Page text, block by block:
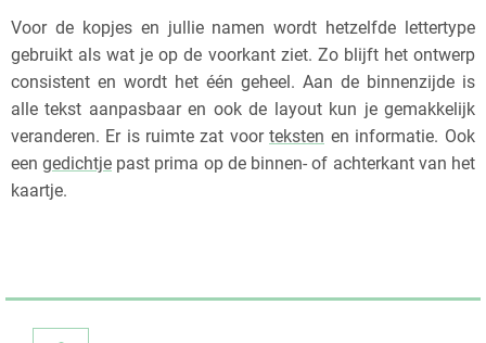
Voor de kopjes en jullie namen wordt hetzelfde lettertype
gebruikt als wat je op de voorkant ziet. Zo blijft het ontwerp
consistent en wordt het één geheel. Aan de binnenzijde is
alle tekst aanpasbaar en ook de layout kun je gemakkelijk
veranderen. Er is ruimte zat voor teksten en informatie. Ook
een gedichtje past prima op de binnen- of achterkant van het
kaartje.